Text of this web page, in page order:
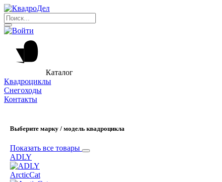
Каталог
Квадроциклы
Снегоходы
Контакты
Выберите марку / модель квадроцикла
Показать все товары
ADLY
ArcticCat